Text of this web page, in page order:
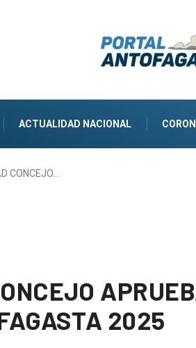
ACTUALIDAD NACIONAL
CONCEJO…
2025